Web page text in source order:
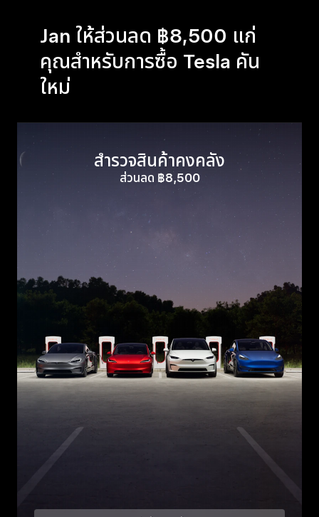
Jan ให้ส่วนลด ฿8,500 แก่
คุณสำหรับการซื้อ Tesla คัน
ใหม่
สำรวจสินค้าคงคลัง
ส่วนลด ฿8,500